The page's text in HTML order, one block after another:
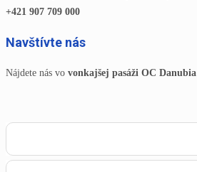
+421 907 709 000
Navštívte nás
Nájdete nás vo vonkajšej pasáži OC Danubia